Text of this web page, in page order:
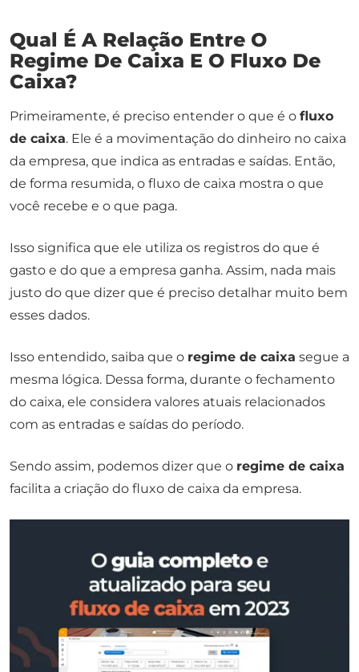
Qual É A Relação Entre O
Regime De Caixa E O Fluxo De
Caixa?
Primeiramente, é preciso entender o que é o fluxo
de caixa. Ele é a movimentação do dinheiro no caixa
da empresa, que indica as entradas e saídas. Então,
de forma resumida, o fluxo de caixa mostra o que
você recebe e o que paga.
Isso significa que ele utiliza os registros do que é
gasto e do que a empresa ganha. Assim, nada mais
justo do que dizer que é preciso detalhar muito bem
esses dados.
Isso entendido, saiba que o regime de caixa segue a
mesma lógica. Dessa forma, durante o fechamento
do caixa, ele considera valores atuais relacionados
com as entradas e saídas do período.
Sendo assim, podemos dizer que o regime de caixa
facilita a criação do fluxo de caixa da empresa.